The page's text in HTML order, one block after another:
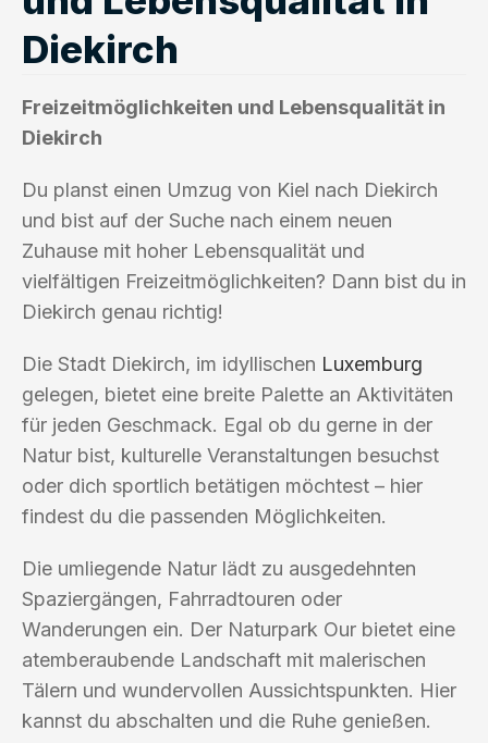
Diekirch
Freizeitmöglichkeiten und Lebensqualität in
Diekirch
Du planst einen Umzug von Kiel nach Diekirch
und bist auf der Suche nach einem neuen
Zuhause mit hoher Lebensqualität und
vielfältigen Freizeitmöglichkeiten? Dann bist du in
Diekirch genau richtig!
Die Stadt Diekirch, im idyllischen Luxemburg
gelegen, bietet eine breite Palette an Aktivitäten
für jeden Geschmack. Egal ob du gerne in der
Natur bist, kulturelle Veranstaltungen besuchst
oder dich sportlich betätigen möchtest – hier
findest du die passenden Möglichkeiten.
Die umliegende Natur lädt zu ausgedehnten
Spaziergängen, Fahrradtouren oder
Wanderungen ein. Der Naturpark Our bietet eine
atemberaubende Landschaft mit malerischen
Tälern und wundervollen Aussichtspunkten. Hier
kannst du abschalten und die Ruhe genießen.